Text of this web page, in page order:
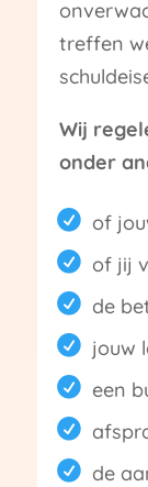
treffen
Wij
onder
of
of jij
de
jouw
een
de